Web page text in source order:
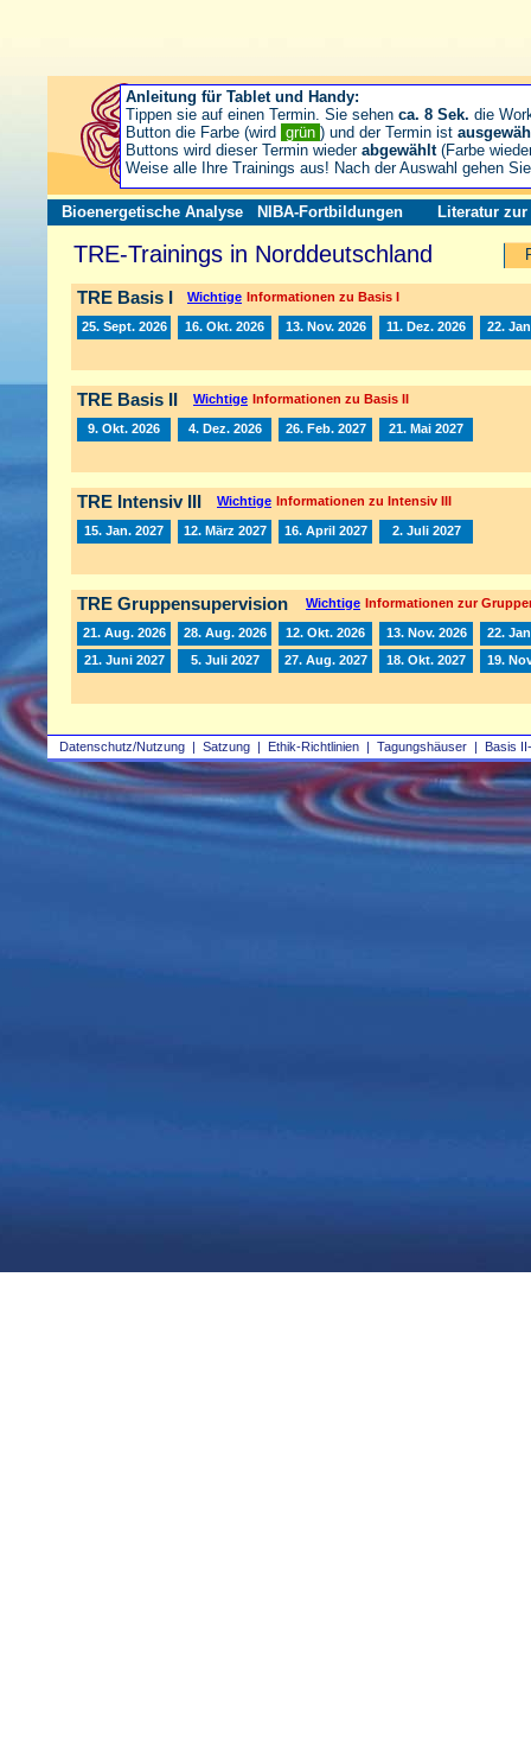
Datenschutz/Nutzung | Satzung | Ethik-Richtlinien | Tagungshäuser | Basis
Bioenergetische Analyse NIBA-Fortbildungen Literatur zur
TRE-Trainings in Norddeutschland
TRE Basis I Wichtige Informationen zu Basis I
25. Sept. 2026 16. Okt. 2026 13. Nov. 2026 11. Dez. 2026 22.
TRE Basis II Wichtige Informationen zu Basis II
9. Okt. 2026 4. Dez. 2026 26. Feb. 2027 21. Mai 2027
TRE Intensiv III Wichtige Informationen zu Intensiv III
15. Jan. 2027 12. März 2027 16. April 2027 2. Juli 2027
TRE Gruppensupervision Wichtige Informationen zur
21. Aug. 2026 28. Aug. 2026 12. Okt. 2026 13. Nov. 2026
22.
21. Juni 2027
5. Juli 2027 27. Aug. 2027 18. Okt. 2027 19.
Anleitung für Tablet und Handy:
Tippen sie auf einen Termin. Sie sehen ca. 8 Sek. die
Button die Farbe (wird grün ) und der Termin ist
Buttons wird dieser Termin wieder abgewählt(Farbe
Weise alle Ihre Trainings aus! Nach der Auswahl gehen